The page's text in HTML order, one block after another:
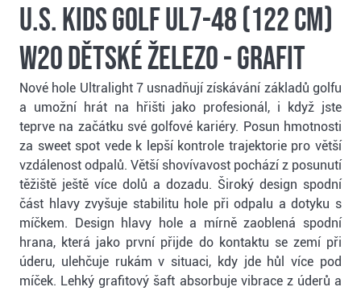
U.S. Kids Golf UL7-48 (122 cm)
W20 dětské železo - grafit
Nové hole Ultralight 7 usnadňují získávání základů golfu
a umožní hrát na hřišti jako profesionál, i když jste
teprve na začátku své golfové kariéry. Posun hmotnosti
za sweet spot vede k lepší kontrole trajektorie pro větší
vzdálenost odpalů. Větší shovívavost pochází z posunutí
těžiště ještě více dolů a dozadu. Široký design spodní
část hlavy zvyšuje stabilitu hole při odpalu a dotyku s
míčkem. Design hlavy hole a mírně zaoblená spodní
hrana, která jako první přijde do kontaktu se zemí při
úderu, ulehčuje rukám v situaci, kdy jde hůl více pod
míček. Lehký grafitový šaft absorbuje vibrace z úderů a